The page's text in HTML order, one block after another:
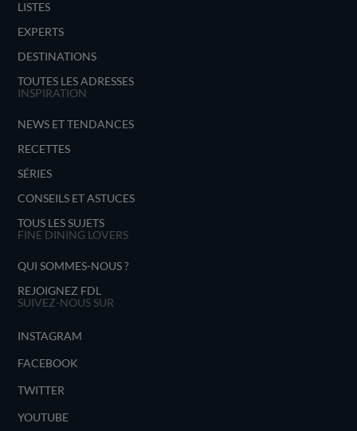
LISTES
EXPERTS
DESTINATIONS
TOUTES LES ADRESSES
INSPIRATION
NEWS ET TENDANCES
RECETTES
SÉRIES
CONSEILS ET ASTUCES
TOUS LES SUJETS
FINE DINING LOVERS
QUI SOMMES-NOUS ?
REJOIGNEZ FDL
SUIVEZ-NOUS SUR
INSTAGRAM
FACEBOOK
TWITTER
YOUTUBE